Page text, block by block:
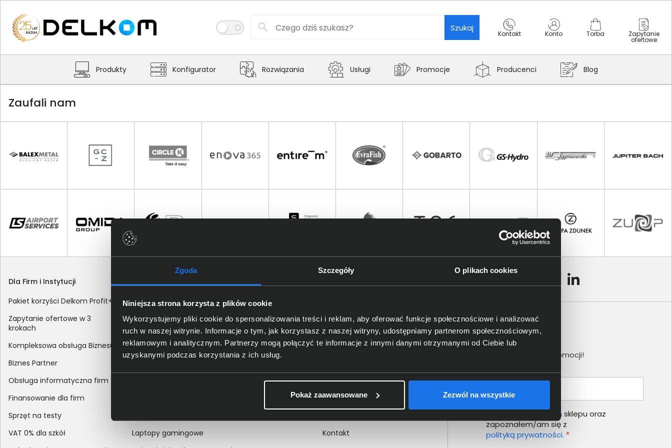
Zgoda Szczegóły O plikach cookies
Niniejsza strona korzysta z plików cookie
Wykorzystujemy pliki cookie do spersonalizowania treści i reklam, aby oferować funkcje społecznościowe i analizować
ruch w naszej witrynie. Informacje o tym, jak korzystasz z naszej witryny, udostępniamy partnerom społecznościowym,
reklamowym i analitycznym. Partnerzy mogą połączyć te informacje z innymi danymi otrzymanymi od Ciebie lub
uzyskanymi podczas korzystania z ich usług.
Pokaż zaawansowane Zezwól na wszystkie
Szukaj
Kontakt Konto Torba Zapytanie
ofertowe
Produkty Konfigurator Rozwiązania Usługi Promocje Producenci Blog
Zaufali nam
Dla Firm i Instytucji
Pakiet korzyści Delkom Profit+
Zapytanie ofertowe w 3
krokach
Kompleksowa obsługa Biznesu
Biznes Partner
Obsługa informatyczna firm
Finansowanie dla firm
Sprzęt na testy
VAT 0% dla szkół
Zakupy
Sposoby dostawy
Metody płatności
Zakup z dofinansowaniem
Odroczony termin płatności
Korekta danych nabywcy na dokumencie
Laptopy gamingowe
Certyfikaty i autoryzacje
Nagrody i wyróżnienia
Polityka prywatności
wewnętrznych
Kontakt
Newsletter
Nie przegap żadnej promocji!
regulamin sklepu oraz
zapoznałem/am się z
polityką prywatności. *